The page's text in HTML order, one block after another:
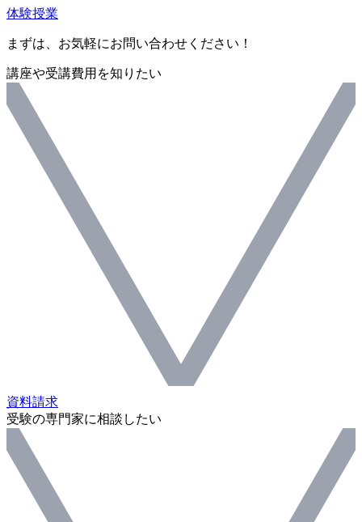
体験授業
まずは、お気軽にお問い合わせください！
講座や受講費用を知りたい
資料請求
受験の専門家に相談したい